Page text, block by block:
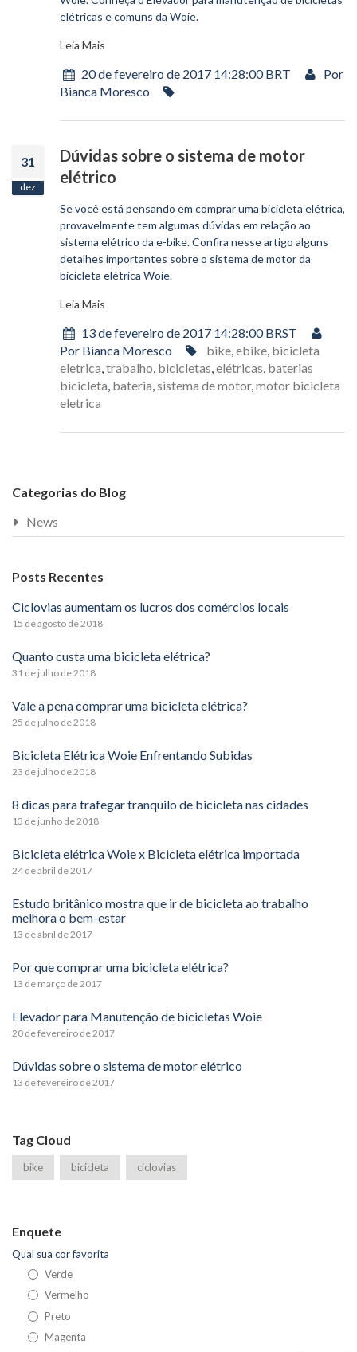
elétricas e comuns da Woie.
Leia Mais
20 de fevereiro de 2017 14:28:00 BRT
Por
Bianca Moresco
31
dez
Dúvidas sobre o sistema de motor
elétrico
Se você está pensando em comprar uma bicicleta elétrica,
provavelmente tem algumas dúvidas em relação ao
sistema elétrico da e-bike. Confira nesse artigo alguns
detalhes importantes sobre o sistema de motor da
bicicleta elétrica Woie.
Leia Mais
13 de fevereiro de 2017 14:28:00 BRST
Por Bianca Moresco
bike,ebike, bicicleta
eletrica,trabalho, bicicletas,elétricas, baterias
bicicleta, bateria,sistema de motor,motor bicicleta
eletrica
Categorias do Blog
News
Posts Recentes
Ciclovias aumentam os lucros dos comércios locais
15 de agosto de 2018
Quanto custa uma bicicleta elétrica?
31 de julho de 2018
Vale a pena comprar uma bicicleta elétrica?
25 de julho de 2018
Bicicleta Elétrica Woie Enfrentando Subidas
23 de julho de 2018
8 dicas para trafegar tranquilo de bicicleta nas cidades
13 de junho de 2018
Bicicleta elétrica Woie x Bicicleta elétrica importada
24 de abril de 2017
Estudo britânico mostra que ir de bicicleta ao trabalho
melhora o bem-estar
13 de abril de 2017
Por que comprar uma bicicleta elétrica?
13 de março de 2017
Elevador para Manutenção de bicicletas Woie
20 de fevereiro de 2017
Dúvidas sobre o sistema de motor elétrico
13 de fevereiro de 2017
Tag Cloud
bike bicicleta ciclovias
Enquete
Qual sua cor favorita
Verde
Vermelho
Preto
Magenta